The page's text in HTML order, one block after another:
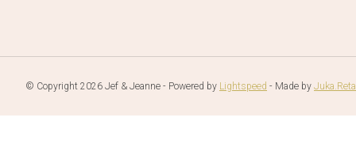
© Copyright 2026 Jef & Jeanne - Powered by Lightspeed - Made by